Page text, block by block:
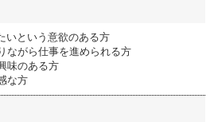
いという意欲のある方
ながら仕事を進められる方
味のある方
な方